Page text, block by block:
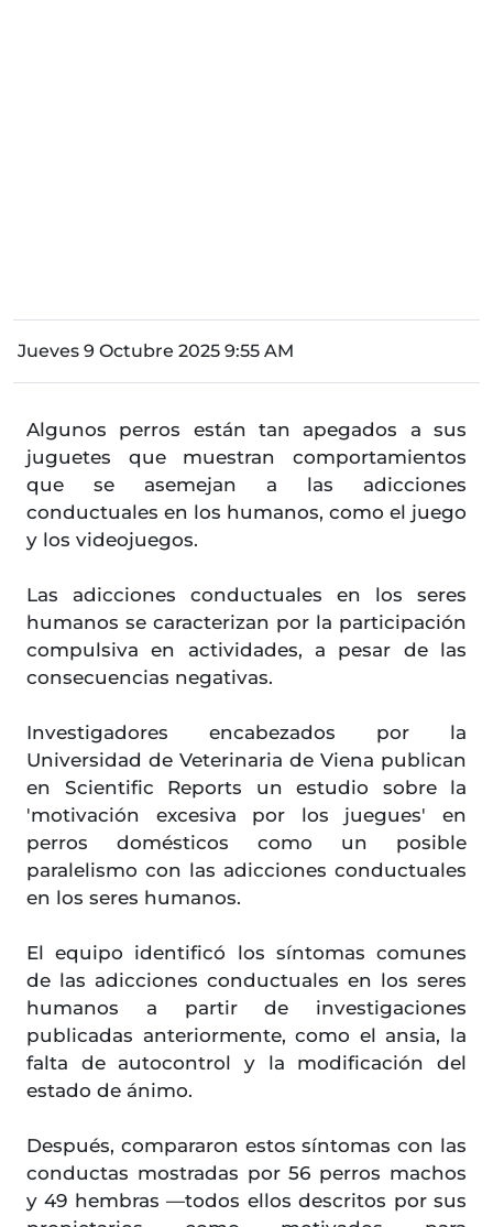
Jueves 9 Octubre 2025 9:55 AM
Algunos perros están tan apegados a sus
juguetes que muestran comportamientos
que se asemejan a las adicciones
conductuales en los humanos, como el juego
y los videojuegos.
Las adicciones conductuales en los seres
humanos se caracterizan por la participación
compulsiva en actividades, a pesar de las
consecuencias negativas.
Investigadores encabezados por la
Universidad de Veterinaria de Viena publican
en Scientific Reports un estudio sobre la
'motivación excesiva por los juegues' en
perros domésticos como un posible
paralelismo con las adicciones conductuales
en los seres humanos.
El equipo identificó los síntomas comunes
de las adicciones conductuales en los seres
humanos a partir de investigaciones
publicadas anteriormente, como el ansia, la
falta de autocontrol y la modificación del
estado de ánimo.
Después, compararon estos síntomas con las
conductas mostradas por 56 perros machos
y 49 hembras —todos ellos descritos por sus